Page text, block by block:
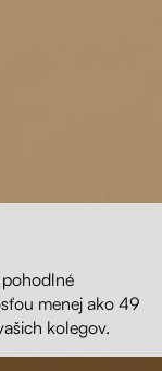
menej ako 49
kolegov.